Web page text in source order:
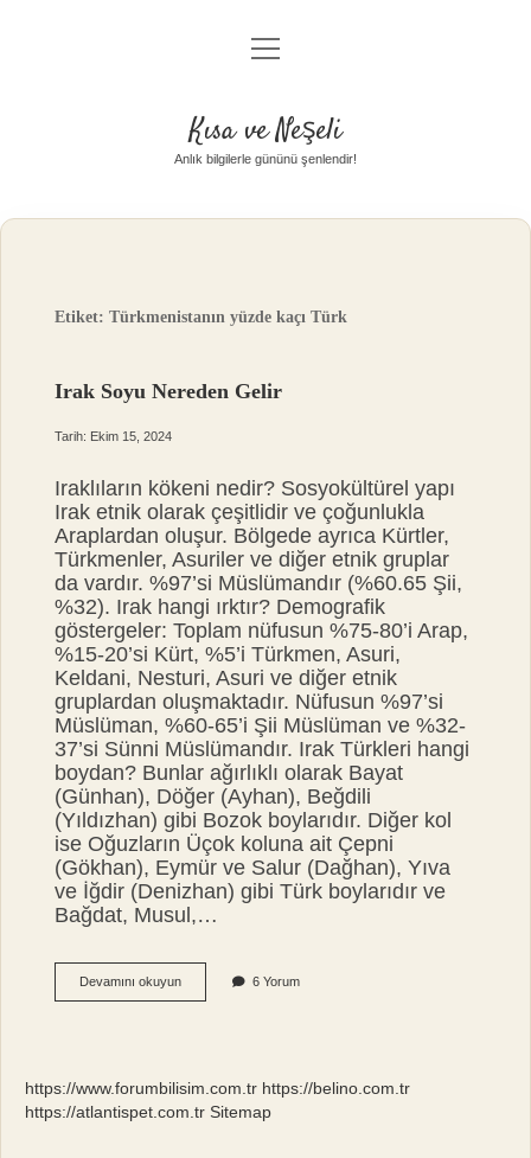
Anasayfa
Yasal Uyarı
menüyü
aç
Kısa ve Neşeli
Anlık bilgilerle gününü şenlendir!
Etiket:Türkmenistanın yüzde kaçı Türk
Irak Soyu Nereden Gelir
Tarih: Ekim 15, 2024
Iraklıların kökeni nedir? Sosyokültürel yapı
Irak etnik olarak çeşitlidir ve çoğunlukla
Araplardan oluşur. Bölgede ayrıca Kürtler,
Türkmenler, Asuriler ve diğer etnik gruplar
da vardır. %97’si Müslümandır (%60.65 Şii,
%32). Irak hangi ırktır? Demografik
göstergeler: Toplam nüfusun %75-80’i Arap,
%15-20’si Kürt, %5’i Türkmen, Asuri,
Keldani, Nesturi, Asuri ve diğer etnik
gruplardan oluşmaktadır. Nüfusun %97’si
Müslüman, %60-65’i Şii Müslüman ve %32-
37’si Sünni Müslümandır. Irak Türkleri hangi
boydan? Bunlar ağırlıklı olarak Bayat
(Günhan), Döğer (Ayhan), Beğdili
(Yıldızhan) gibi Bozok boylarıdır. Diğer kol
ise Oğuzların Üçok koluna ait Çepni
(Gökhan), Eymür ve Salur (Dağhan), Yıva
ve İğdir (Denizhan) gibi Türk boylarıdır ve
Bağdat, Musul,…
Devamını okuyunIrak
Soyu
6 Yorum
https://www.forumbilisim.com.tr https://belino.com.tr
https://atlantispet.com.tr Sitemap